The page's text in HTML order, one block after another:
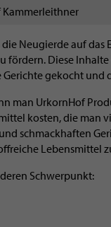
Kammerleithner
Neugierde auf
fördern. Diese
gekocht und
man UrkornHof
kosten, die man
schmackhaften
Lebensmittel
Schwerpunkt: